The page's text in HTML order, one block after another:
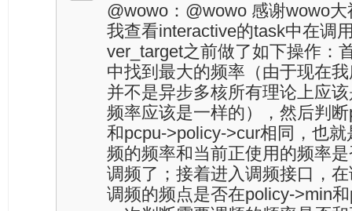
@wowo：@wowo 感谢wowo
我查看interactive的task中在调
ver_target之前做了如下操作：
中找到最大的频率（由于现在
并不是异步多核所有理论上应
频率应该是一样的），然后判
和pcpu->policy->cur相同，也
频的频率和当前正使用的频率
调频了；接着进入调频接口，
调频的频点是否在policy->min